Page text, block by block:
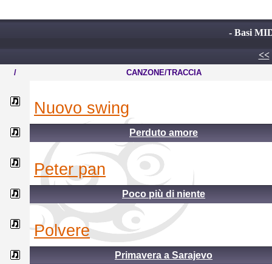
- Basi
<<
/ CANZONE/TRACCIA
nuovo swing
Perduto amore
peter pan
Poco più di niente
polvere
Primavera a Sarajevo